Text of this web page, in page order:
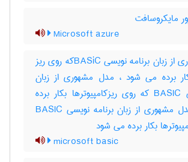
مایکروسافت
Microsoft azure
مدل مشهوری از زبان برنامه نویسی BASiCکه روی ریز
برده می شود ، مدل مشهوری از زبان
برنامه نویسی BASIC که روی ریزکامپیوترها بکار برده
می شود ، مدل مشهوری از زبان برنامه نویسی ‎BASIC
بکار برده می شود
microsoft basic